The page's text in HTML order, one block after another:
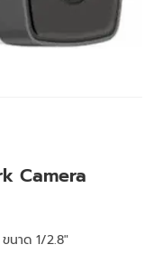
Camera
นาด 1/2.8″